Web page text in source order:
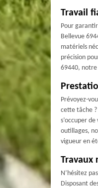
Travail
Pour
Bellevue
matériels
précision
69440, notre
Prévoyez-
cette tâche
s’occuper
outillages,
vigueur en
Travaux
N’hésitez
Disposant